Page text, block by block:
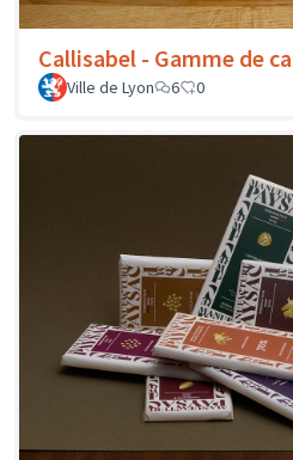
Callisabel - Gamme de
Ville de Lyon 6 0